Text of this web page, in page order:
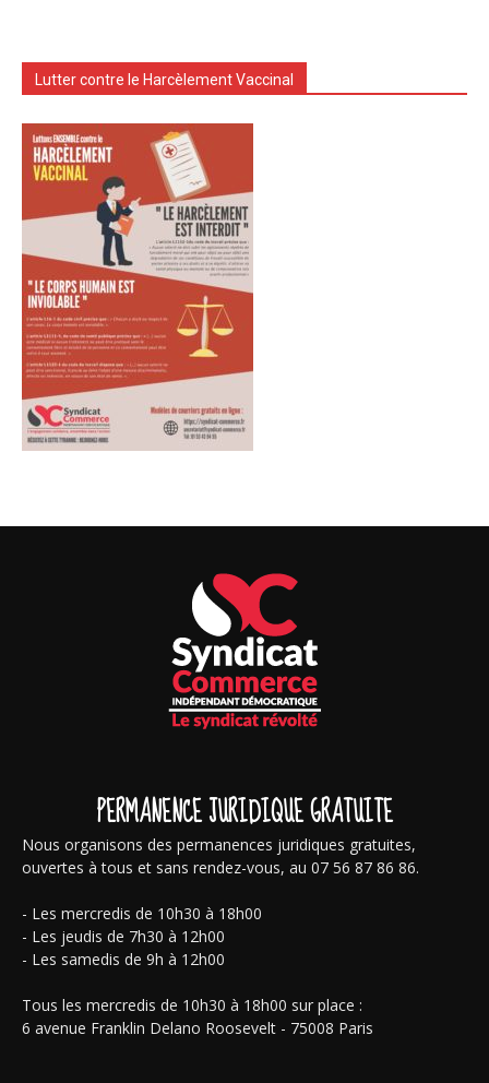
Lutter contre le Harcèlement Vaccinal
PERMANENCE JURIDIQUE GRATUITE
Nous organisons des permanences juridiques gratuites,
ouvertes à tous et sans rendez-vous, au 07 56 87 86 86.
- Les mercredis de 10h30 à 18h00
- Les jeudis de 7h30 à 12h00
- Les samedis de 9h à 12h00
Tous les mercredis de 10h30 à 18h00 sur place :
6 avenue Franklin Delano Roosevelt - 75008 Paris